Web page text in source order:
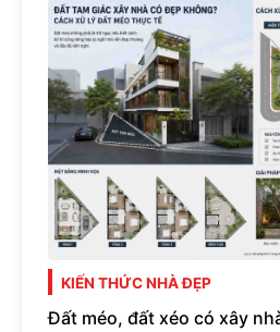
KIẾN THỨC NHÀ ĐẸP
Đất méo, đất xéo có xây